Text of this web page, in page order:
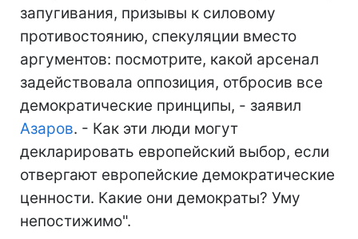
запугивания, призывы к силовому
противостоянию, спекуляции вместо
аргументов: посмотрите, какой арсенал
задействовала оппозиция, отбросив все
демократические принципы, - заявил
Азаров. - Как эти люди могут
декларировать европейский выбор, если
отвергают европейские демократические
ценности. Какие они демократы? Уму
непостижимо".